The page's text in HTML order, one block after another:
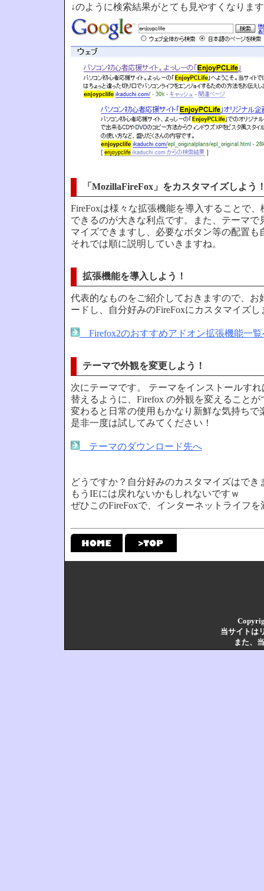
↓のように検索結果がとても見やすくなりま
「MozillaFireFox」をカスタマイズしよう
FireFoxは様々な拡張機能を導入することで
できるのが大きな利点です。また、テーマで
マイズできますし、必要なボタン等の配置も
それでは順に説明していきますね。
拡張機能を導入しよう！
代表的なものをご紹介しておきますので、お
ードし、自分好みのFireFoxにカスタマイズし
Firefox2のおすすめアドオン拡張機能一覧
テーマで外観を変更しよう！
次にテーマです。 テーマをインストールす
替えるように、Firefox の外観を変えること
変わると日常の使用もかなり新鮮な気持ちで
是非一度は試してみてください！
テーマのダウンロード先へ
どうですか？自分好みのカスタマイズはでき
もうIEには戻れないかもしれないですｗ
ぜひこのFireFoxで、インターネットライフ
当サイトは
また、